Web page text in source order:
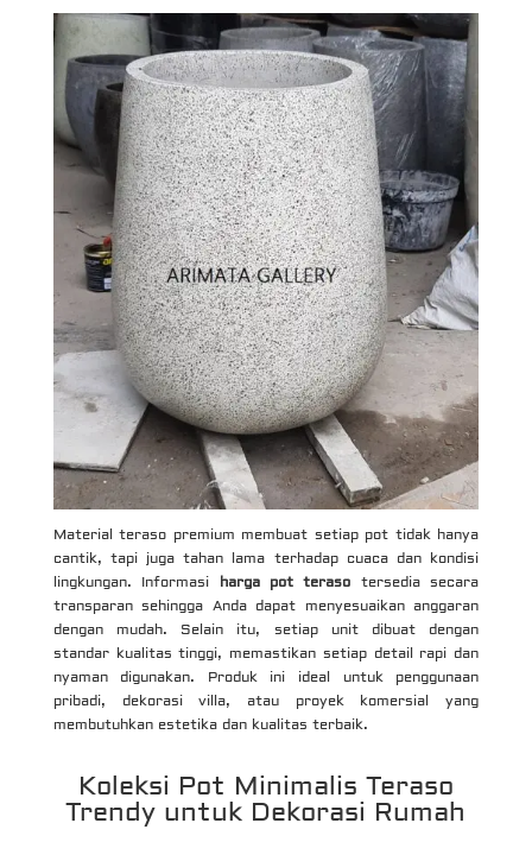
Material teraso premium membuat setiap pot tidak hanya
cantik, tapi juga tahan lama terhadap cuaca dan kondisi
lingkungan. Informasi
harga pot teraso tersedia secara
transparan sehingga Anda dapat menyesuaikan anggaran
dengan mudah. Selain itu, setiap unit dibuat dengan
standar kualitas tinggi, memastikan setiap detail rapi dan
nyaman digunakan. Produk ini ideal untuk penggunaan
pribadi, dekorasi villa, atau proyek komersial yang
membutuhkan estetika dan kualitas terbaik.
Koleksi Pot Minimalis Teraso
Trendy untuk Dekorasi Rumah